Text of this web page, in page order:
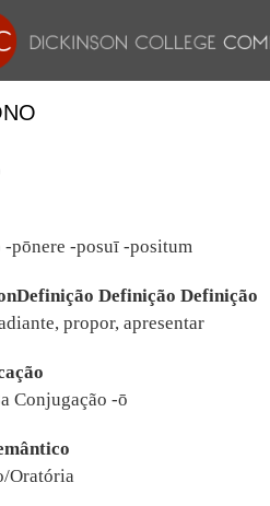
-pōnere -posuī -positum
Definição Definição
propor, apresentar
Conjugação -ō
Oratória